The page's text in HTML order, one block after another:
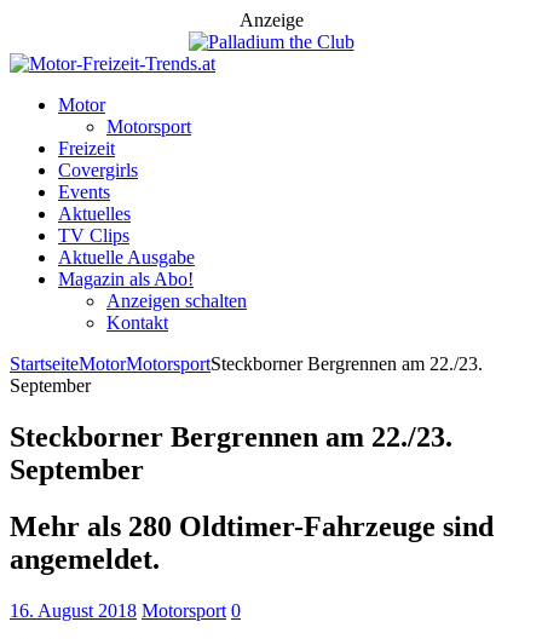
Anzeige
Motor
Motorsport
Freizeit
Covergirls
Events
Aktuelles
TV Clips
Aktuelle Ausgabe
Magazin als Abo!
Anzeigen schalten
Kontakt
StartseiteMotorMotorsportSteckborner Bergrennen am 22./23.
September
Steckborner Bergrennen am 22./23.
September
Mehr als 280 Oldtimer-Fahrzeuge sind
angemeldet.
16. August 2018 Motorsport 0